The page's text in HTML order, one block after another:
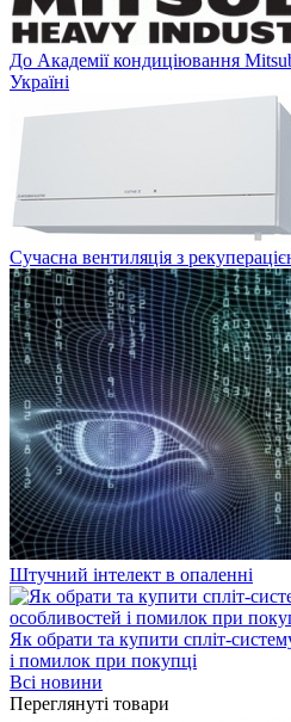
До Академії кондиціювання
Україні
Сучасна вентиляція з
Штучний інтелект в опаленні
Як обрати та купити спліт-
і помилок при покупці
Всі новини
Переглянуті товари